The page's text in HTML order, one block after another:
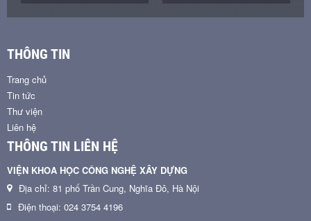
THÔNG TIN
Trang chủ
Tin tức
Thư viện
Liên hệ
THÔNG TIN LIÊN HỆ
VIỆN KHOA HỌC CÔNG NGHỆ XÂY DỰNG
Địa chỉ: 81 phố Trần Cung, Nghĩa Đô, Hà Nội
Điện thoại: 024 3754 4196